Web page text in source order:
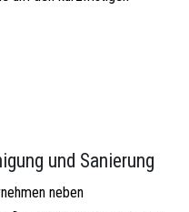
und Sanierung
neben